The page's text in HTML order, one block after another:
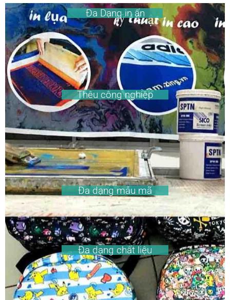
Đa Dạng in ấn
Thêu công nghiệp
Đa dạng mẫu mã
Đa dạng chất liệu